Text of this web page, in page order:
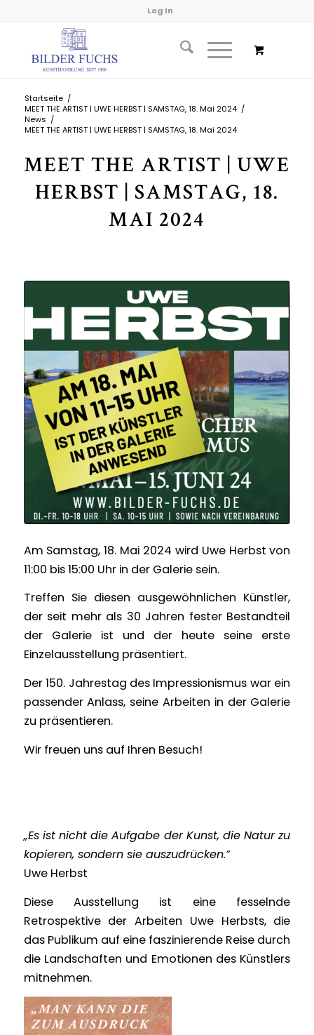
Log In
Startseite /
MEET THE ARTIST | UWE HERBST | SAMSTAG, 18. Mai 2024 /
News /
MEET THE ARTIST | UWE HERBST | SAMSTAG, 18. Mai 2024
MEET THE ARTIST | UWE
HERBST | SAMSTAG, 18.
MAI 2024
Am Samstag, 18. Mai 2024 wird Uwe Herbst von
11:00 bis 15:00 Uhr in der Galerie sein.
Treffen Sie diesen ausgewöhnlichen Künstler,
der seit mehr als 30 Jahren fester Bestandteil
der Galerie ist und der heute seine erste
Einzelausstellung präsentiert.
Der 150. Jahrestag des Impressionismus war ein
passender Anlass, seine Arbeiten in der Galerie
zu präsentieren.
Wir freuen uns auf Ihren Besuch!
„Es ist nicht die Aufgabe der Kunst, die Natur zu
kopieren, sondern sie auszudrücken.“
Uwe Herbst
Diese Ausstellung ist eine fesselnde
Retrospektive der Arbeiten Uwe Herbsts, die
das Publikum auf eine faszinierende Reise durch
die Landschaften und Emotionen des Künstlers
mitnehmen.